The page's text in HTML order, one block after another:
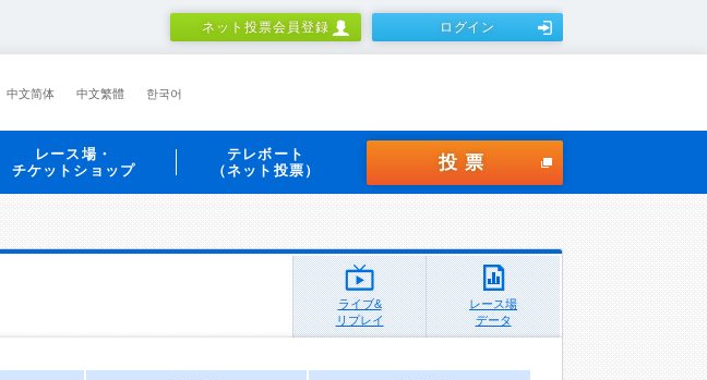
ネット投票会員登録 ログイン
中文简体 中文繁體 한국어
レース場・
チケットショップ
テレボート
（ネット投票）
投票
ライブ&
リプレイ
レース場
データ